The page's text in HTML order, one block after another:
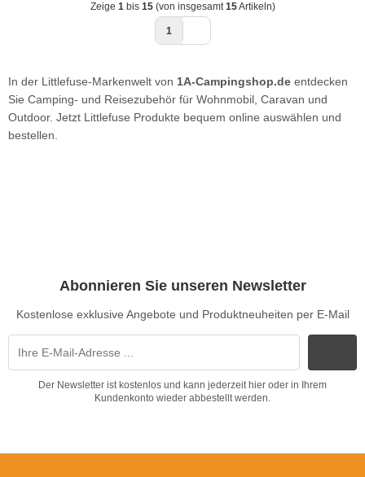
Zeige 1bis 15(von insgesamt15Artikeln)
1
In der Littlefuse-Markenwelt von 1A-Campingshop.de entdecken
Sie Camping- und Reisezubehör für Wohnmobil, Caravan und
Outdoor. Jetzt Littlefuse Produkte bequem online auswählen und
bestellen.
Abonnieren Sie unseren Newsletter
Kostenlose exklusive Angebote und Produktneuheiten per E-Mail
Der Newsletter ist kostenlos und kann jederzeit hier oder in Ihrem
Kundenkonto wieder abbestellt werden.